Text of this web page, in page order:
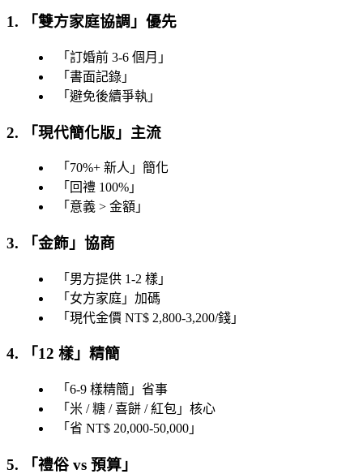
1. 「雙方家庭協調 」優先
「 訂婚前 3-6 個月 」
「 書面記錄 」
「 避免後續爭執 」
2. 「現代簡化版 」主流
「 70%+ 新人 」簡化
「 回禮 100% 」
「 意義 > 金額 」
3. 「金飾 」協商
「 男方提供 1-2 樣 」
「 女方家庭 」加碼
「 現代金價 NT$ 2,800-3,200/錢 」
4. 「 12 樣 」精簡
「 6-9 樣精簡 」省事
「 米 / 糖 / 喜餅 / 紅包 」核心
「 省 NT$ 20,000-50,000 」
5. 「禮俗 vs 預算 」